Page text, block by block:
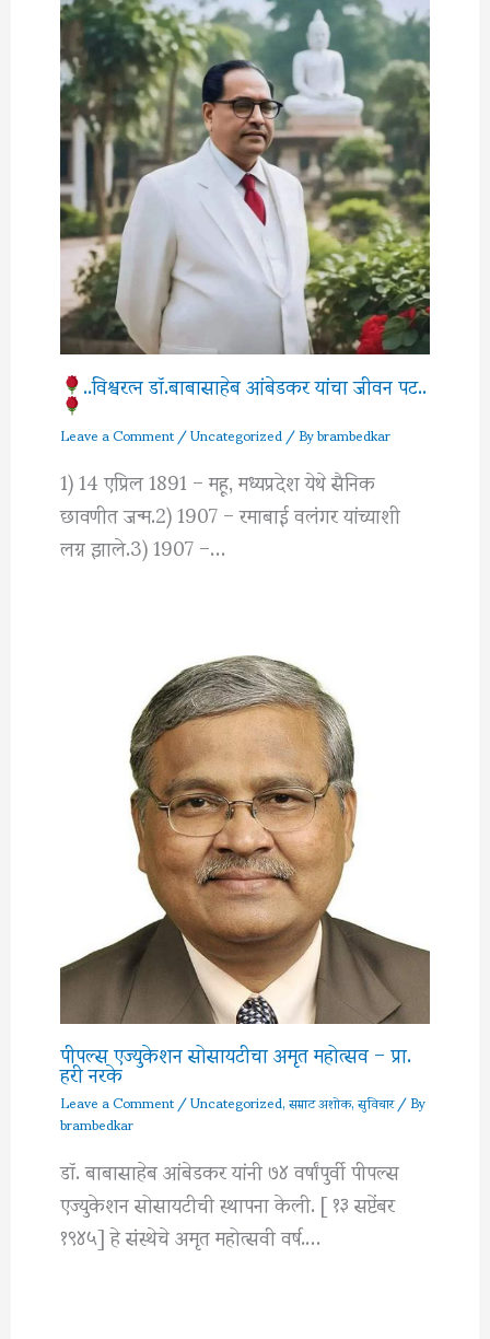
..विश्वरत्‍न डॉ.बाबासाहेब आंबेडकर यांचा जीवन पट..
Leave a Comment/Uncategorized/ Bybrambedkar
1) 14 एप्रिल 1891 – महू, मध्यप्रदेश येथे सैनिक
छावणीत जन्म.2) 1907 – रमाबाई वलंगर यांच्याशी
लग्न झाले.3) 1907 –…
पीपल्स एज्युकेशन सोसायटीचा अमृत महोत्सव – प्रा.
हरी नरके
Leave a Comment/Uncategorized,सम्राट अशोक,सुविचार/ By
brambedkar
डॉ. बाबासाहेब आंबेडकर यांनी ७४ वर्षांपुर्वी पीपल्स
एज्युकेशन सोसायटीची स्थापना केली. [ १३ सप्टेंबर
१९४५] हे संस्थेचे अमृत महोत्सवी वर्ष.…